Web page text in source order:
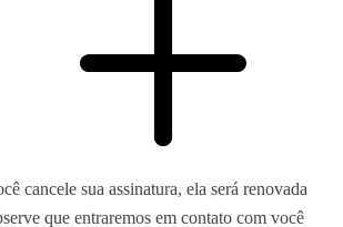
cancele sua assinatura, ela será renovada
que entraremos em contato com você